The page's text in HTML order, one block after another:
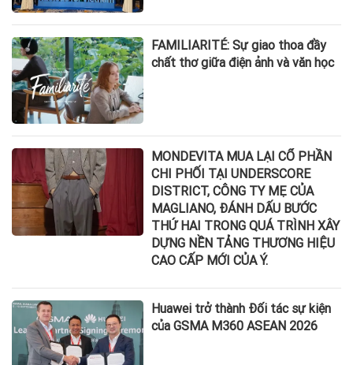
FAMILIARITÉ: Sự giao thoa đầy
chất thơ giữa điện ảnh và văn học
MONDEVITA MUA LẠI CỔ PHẦN
CHI PHỐI TẠI UNDERSCORE
DISTRICT, CÔNG TY MẸ CỦA
MAGLIANO, ĐÁNH DẤU BƯỚC
THỨ HAI TRONG QUÁ TRÌNH XÂY
DỰNG NỀN TẢNG THƯƠNG HIỆU
CAO CẤP MỚI CỦA Ý.
Huawei trở thành Đối tác sự kiện
của GSMA M360 ASEAN 2026